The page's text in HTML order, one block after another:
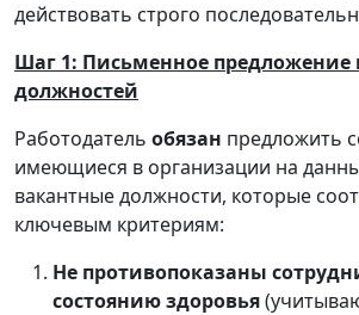
действовать строго
Шаг 1: Письменное предложение
должностей
Работодатель обязан предложить
имеющиеся в организации на
вакантные должности, которые
ключевым критериям:
Не противопоказаны
состоянию здоровья